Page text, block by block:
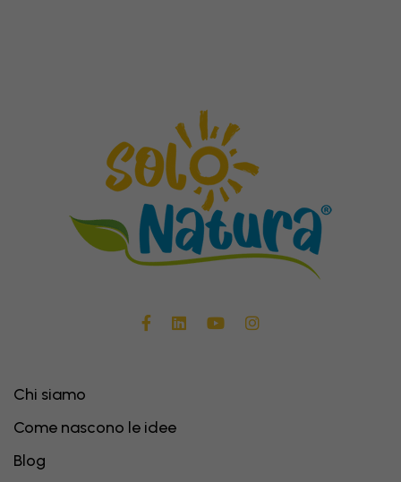
Chi siamo
Come nascono le idee
Blog